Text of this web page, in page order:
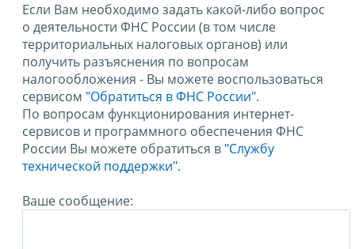
Если Вам необходимо задать какой-либо вопрос
о деятельности ФНС России (в том числе
территориальных налоговых органов) или
получить разъяснения по вопросам
налогообложения - Вы можете воспользоваться
сервисом "Обратиться в ФНС России".
По вопросам функционирования интернет-
сервисов и программного обеспечения ФНС
России Вы можете обратиться в "Службу
технической поддержки".
Ваше сообщение: